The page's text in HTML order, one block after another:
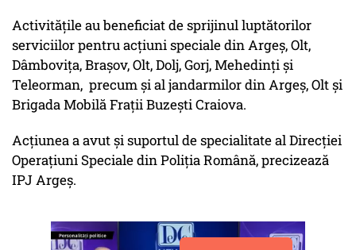
Activitățile au beneficiat de sprijinul luptătorilor
serviciilor pentru acţiuni speciale din Argeș, Olt,
Dâmbovița, Brașov, Olt, Dolj, Gorj, Mehedinți și
Teleorman, precum și al jandarmilor din Argeș, Olt și
Brigada Mobilă Frații Buzești Craiova.
Acțiunea a avut și suportul de specialitate al Direcției
Operațiuni Speciale din Poliția Română, precizează
IPJ Argeș.